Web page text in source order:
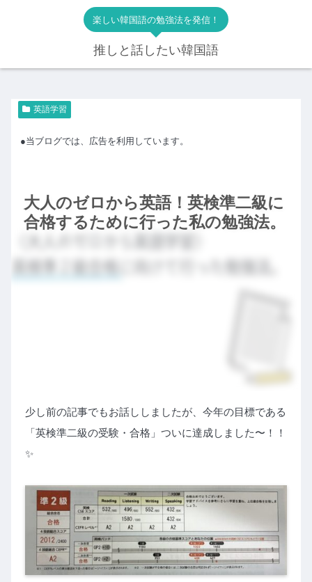
楽しい韓国語の勉強法を発信！
推しと話したい韓国語
英語学習
大人のゼロから英語！英検準二級に
合格するために行った私の勉強法。
●当ブログでは、広告を利用しています。
少し前の記事でもお話ししましたが、今年の目標である
「英検準二級の受験・合格」ついに達成しました〜！！
✨